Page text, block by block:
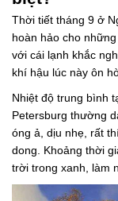
Thời tiết tháng 9 ở
hoàn hảo cho
với cái lạnh khắc
khí hậu lúc này ôn
Nhiệt độ trung bình
Petersburg thường
óng ả, dịu nhẹ, rất
dong. Khoảng thời
trời trong xanh, làm